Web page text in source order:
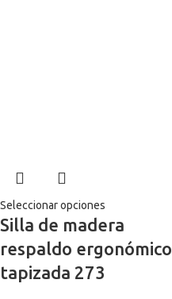
Seleccionar opciones
Silla de madera
respaldo ergonómico
tapizada 273